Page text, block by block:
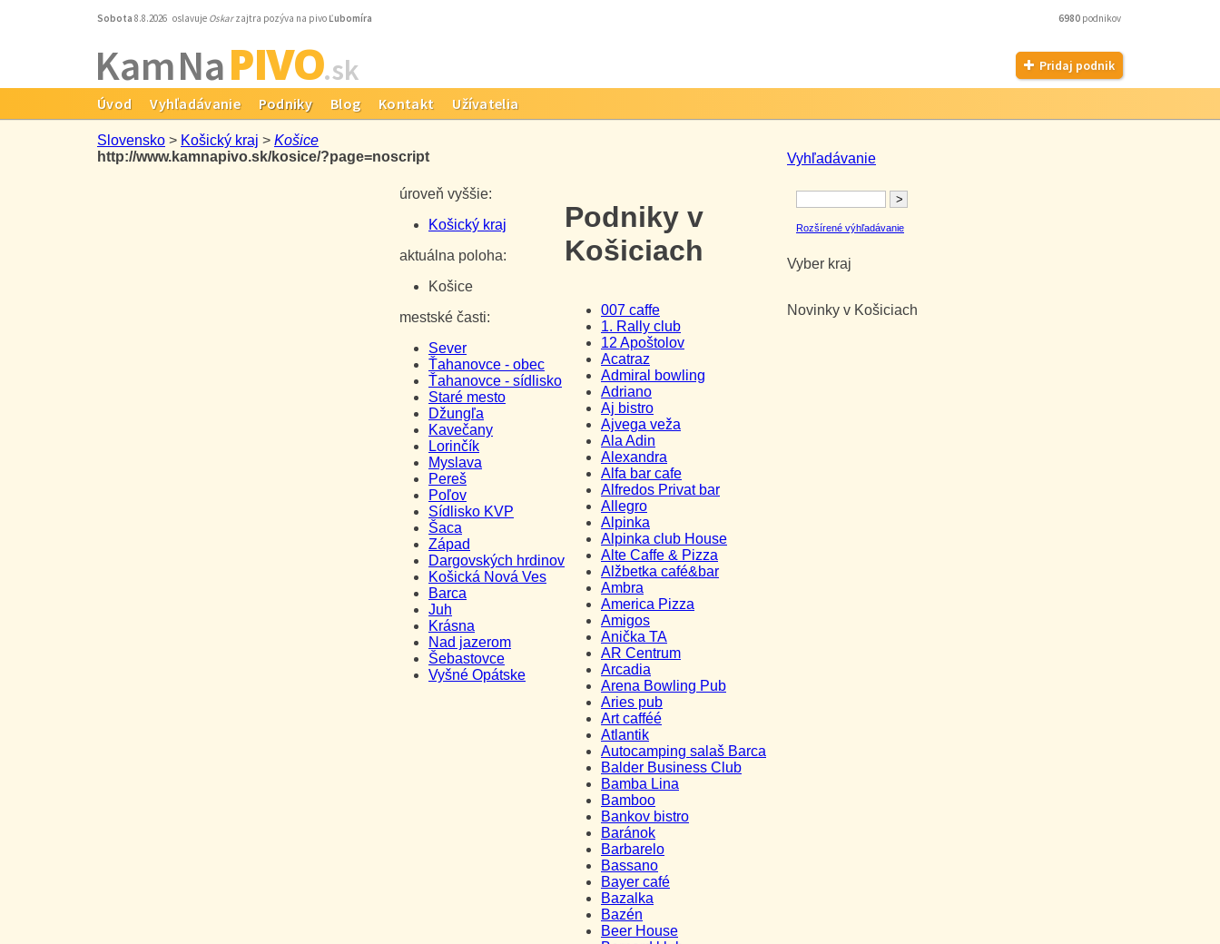
Sobota 8.8.2026 oslavuje Oskarzajtra pozýva na pivo Ľubomíra 6980 podnikov
Kam NaPIVO.sk Pridaj podnik
Úvod Vyhľadávanie Podniky Blog Kontakt Užívatelia
Slovensko > Košický kraj > Košice
Vyhľadávanie
Rozšírené výhľadávanie
Vyber kraj
Novinky v Košiciach
http://www.kamnapivo.sk/kosice/?page=noscript
úroveň vyššie:
Košický kraj
aktuálna poloha:
Košice
mestské časti:
Sever
Ťahanovce - obec
Ťahanovce - sídlisko
Staré mesto
Džungľa
Kavečany
Lorinčík
Myslava
Pereš
Poľov
Sídlisko KVP
Šaca
Západ
Dargovských hrdinov
Košická Nová Ves
Barca
Juh
Krásna
Nad jazerom
Šebastovce
Vyšné Opátske
Podniky v
Košiciach
007 caffe
1. Rally club
12 Apoštolov
Acatraz
Admiral bowling
Adriano
Aj bistro
Ajvega veža
Ala Adin
Alexandra
Alfa bar cafe
Alfredos Privat bar
Allegro
Alpinka
Alpinka club House
Alte Caffe & Pizza
Alžbetka café&bar
Ambra
America Pizza
Amigos
Anička TA
AR Centrum
Arcadia
Arena Bowling Pub
Aries pub
Art cafféé
Atlantik
Autocamping salaš Barca
Balder Business Club
Bamba Lina
Bamboo
Bankov bistro
Baránok
Barbarelo
Bassano
Bayer café
Bazalka
Bazén
Beer House